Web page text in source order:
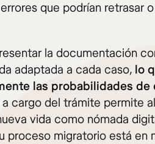
que podrían retrasar
la documentación
adaptada a cada caso, lo
las probabilidades de
cargo del trámite permite
vida como nómada
proceso migratorio está en